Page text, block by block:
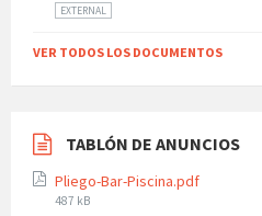
EXTERNAL
VER TODOS LOS DOCUMENTOS
TABLÓN DE ANUNCIOS
Pliego-Bar-Piscina.pdf
File
487 kB